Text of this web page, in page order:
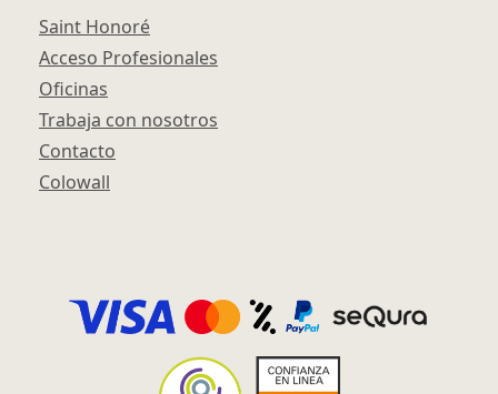
Saint Honoré
Acceso Profesionales
Oficinas
Trabaja con nosotros
Contacto
Colowall